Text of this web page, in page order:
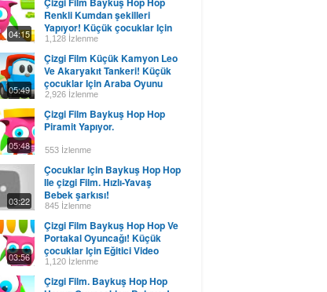
04:15
Renkli Kumdan şekilleri
Yapıyor! Küçük çocuklar Için
1,128 İzlenme
05:49
Çizgi Film Küçük Kamyon Leo
Ve Akaryakıt Tankeri! Küçük
çocuklar Için Araba Oyunu
2,926 İzlenme
05:48
Çizgi Film Baykuş Hop Hop
Piramit Yapıyor.
553 İzlenme
03:22
Çocuklar Için Baykuş Hop Hop
Ile çizgi Film. Hızlı-Yavaş
Bebek şarkısı!
845 İzlenme
03:56
Çizgi Film Baykuş Hop Hop Ve
Portakal Oyuncağı! Küçük
çocuklar Için Eğitici Video
1,120 İzlenme
Çizgi Film. Baykuş Hop Hop